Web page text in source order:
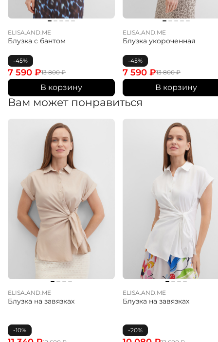
ELISA.AND.ME
Блузка с бантом
-45%
13 800₽
7 590 ₽
В корзину
ELISA.AND.ME
Блузка укороченная
-45%
13 800₽
7 590 ₽
В корзину
Вам может понравиться
ELISA.AND.ME
Блузка на завязках
-10%
ELISA.AND.ME
Блузка на завязках
-20%